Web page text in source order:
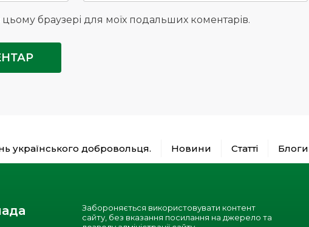
браузері для моїх подальших коментарів.
українського добровольця. Новини Статті Блоги
Забороняється використовувати контент
сайту, без вказання посилання на джерело та